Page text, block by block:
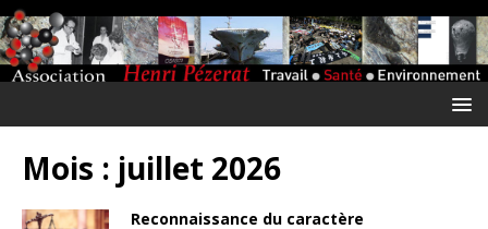
Mois : juillet 2026
Reconnaissance du caractère